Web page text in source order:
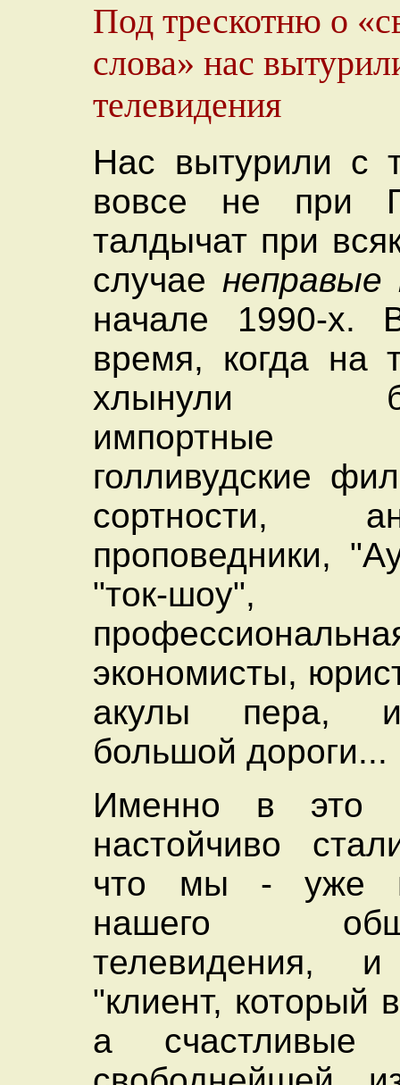
Под трескотню о
слова» нас
телевидения
Нас вытурили с
вовсе не при
талдычат при
случае неправые
начале 1990-х.
время, когда на
хлынули
импортные
голливудские
сортности,
проповедники,
"ток-шоу",
экономисты,
акулы пера,
большой дороги...
Именно в это
настойчиво
что мы - уже
нашего
телевидения,
"клиент, который
а счастливые